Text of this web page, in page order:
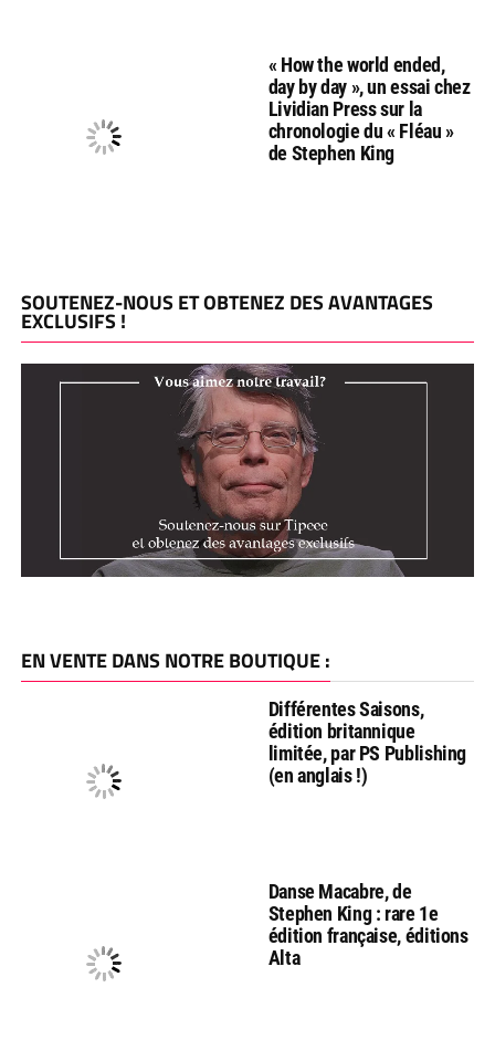
« How the world ended,
day by day », un essai chez
Lividian Press sur la
chronologie du « Fléau »
de Stephen King
SOUTENEZ-NOUS ET OBTENEZ DES AVANTAGES
EXCLUSIFS !
EN VENTE DANS NOTRE BOUTIQUE :
Différentes Saisons,
édition britannique
limitée, par PS Publishing
(en anglais !)
Danse Macabre, de
Stephen King : rare 1e
édition française, éditions
Alta